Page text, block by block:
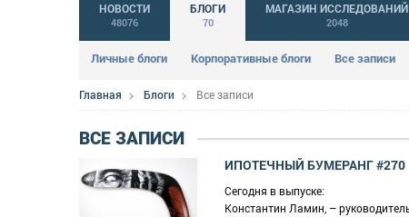
НОВОСТИ
48076
БЛОГИ
70
Личные блоги Корпоративные блоги Все записи
МАГАЗИН ИССЛЕДОВАНИЙ
2048
Главная Блоги Все записи
ВСЕ ЗАПИСИ
ИПОТЕЧНЫЙ БУМЕРАНГ #270
Сегодня в выпуске:
Константин Ламин, –